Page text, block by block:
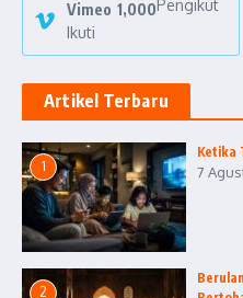
Vimeo 1,000Pengikut
Ikuti
Artikel Terbaru
1
Ketika
7
2